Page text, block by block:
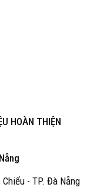
HOÀN THIỆN
- TP. Đà Nẵng